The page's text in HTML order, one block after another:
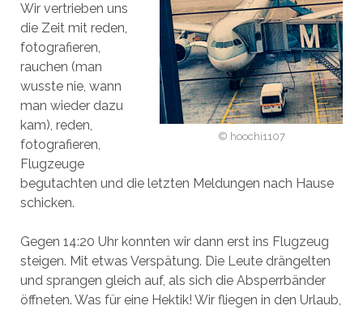
© hoochi1107
Wir vertrieben uns
die Zeit mit reden,
fotografieren,
rauchen (man
wusste nie, wann
man wieder dazu
kam), reden,
fotografieren,
Flugzeuge
begutachten und die letzten Meldungen nach Hause
schicken.
Gegen 14:20 Uhr konnten wir dann erst ins Flugzeug
steigen. Mit etwas Verspätung. Die Leute drängelten
und sprangen gleich auf, als sich die Absperrbänder
öffneten. Was für eine Hektik! Wir fliegen in den Urlaub,